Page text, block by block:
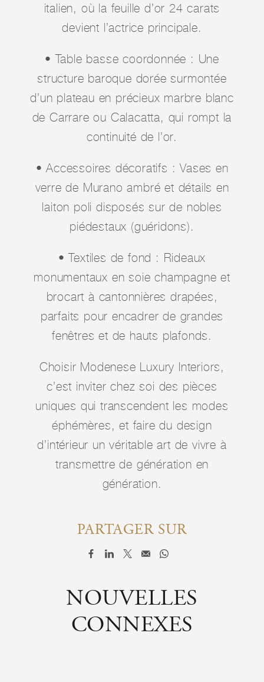
italien, où la feuille d’or 24 carats
devient l’actrice principale.
• Table basse coordonnée : Une
structure baroque dorée surmontée
d’un plateau en précieux marbre blanc
de Carrare ou Calacatta, qui rompt la
continuité de l’or.
• Accessoires décoratifs : Vases en
verre de Murano ambré et détails en
laiton poli disposés sur de nobles
piédestaux (guéridons).
• Textiles de fond : Rideaux
monumentaux en soie champagne et
brocart à cantonnières drapées,
parfaits pour encadrer de grandes
fenêtres et de hauts plafonds.
Choisir Modenese Luxury Interiors,
c’est inviter chez soi des pièces
uniques qui transcendent les modes
éphémères, et faire du design
d’intérieur un véritable art de vivre à
transmettre de génération en
génération.
PARTAGER SUR
NOUVELLES
CONNEXES